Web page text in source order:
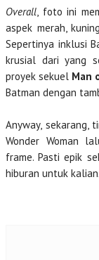
Overall, foto ini
aspek merah,
Sepertinya inklusi
krusial dari yang
proyek sekuel Man
Batman dengan
Anyway, sekarang,
Wonder Woman
frame. Pasti epik
hiburan untuk kalian.